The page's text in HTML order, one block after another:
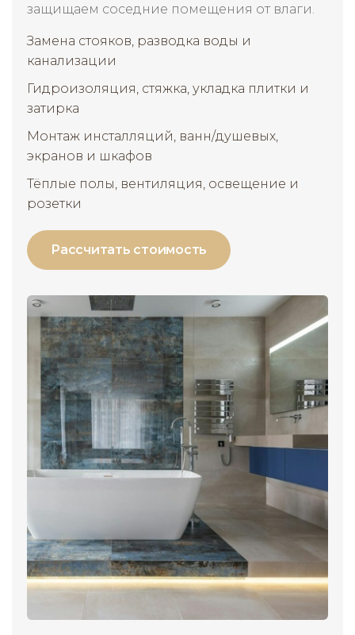
защищаем соседние помещения от влаги.
Замена стояков, разводка воды и
канализации
Гидроизоляция, стяжка, укладка плитки и
затирка
Монтаж инсталляций, ванн/душевых,
экранов и шкафов
Тёплые полы, вентиляция, освещение и
розетки
Рассчитать стоимость